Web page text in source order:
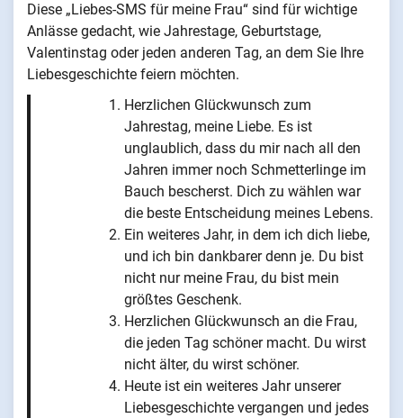
Diese „Liebes-SMS für meine Frau“ sind für wichtige
Anlässe gedacht, wie Jahrestage, Geburtstage,
Valentinstag oder jeden anderen Tag, an dem Sie Ihre
Liebesgeschichte feiern möchten.
Herzlichen Glückwunsch zum
Jahrestag, meine Liebe. Es ist
unglaublich, dass du mir nach all den
Jahren immer noch Schmetterlinge im
Bauch bescherst. Dich zu wählen war
die beste Entscheidung meines Lebens.
Ein weiteres Jahr, in dem ich dich liebe,
und ich bin dankbarer denn je. Du bist
nicht nur meine Frau, du bist mein
größtes Geschenk.
Herzlichen Glückwunsch an die Frau,
die jeden Tag schöner macht. Du wirst
nicht älter, du wirst schöner.
Heute ist ein weiteres Jahr unserer
Liebesgeschichte vergangen und jedes